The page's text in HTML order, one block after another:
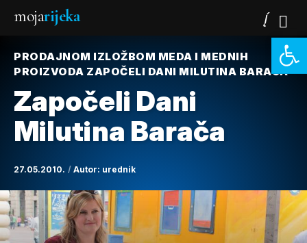
mojarijeka
PRODAJNOM IZLOŽBOM MEDA I MEDNIH
PROIZVODA ZAPOČELI DANI MILUTINA BARAČA
Započeli Dani
Milutina Barača
27.05.2010. Autor: urednik